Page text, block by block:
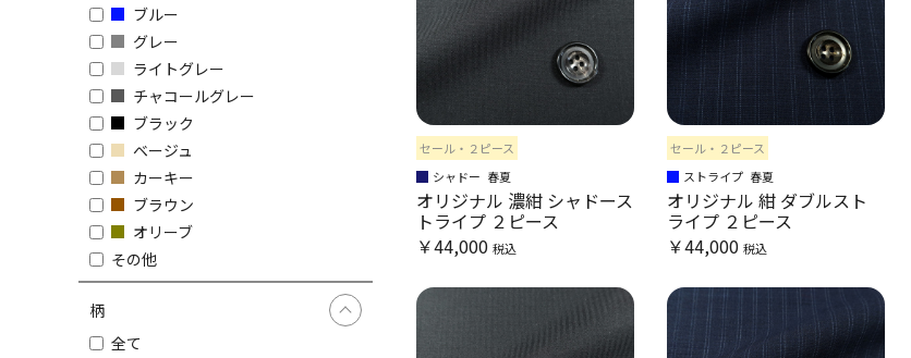
ブルー
グレー
ライトグレー
チャコールグレー
ブラック
ベージュ
カーキー
ブラウン
オリーブ
その他
柄
全て
セール・２ピース
シャドー 春夏
オリジナル 濃紺 シャドース
トライプ ２ピース
￥44,000税込
セール・２ピース
ストライプ 春夏
オリジナル 紺 ダブルスト
ライプ ２ピース
￥44,000税込